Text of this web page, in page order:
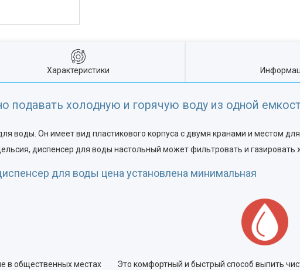
Характеристики
подавать холодную и горячую воду из одной
воды. Он имеет вид пластикового корпуса с двумя кранами и местом для
диспенсер для воды настольный может фильтровать и газировать
для воды цена установлена минимальная
в общественных местах
Это комфортный и быстрый способ выпить